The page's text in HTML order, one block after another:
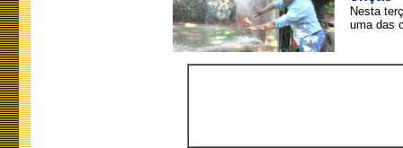
Nesta
uma das